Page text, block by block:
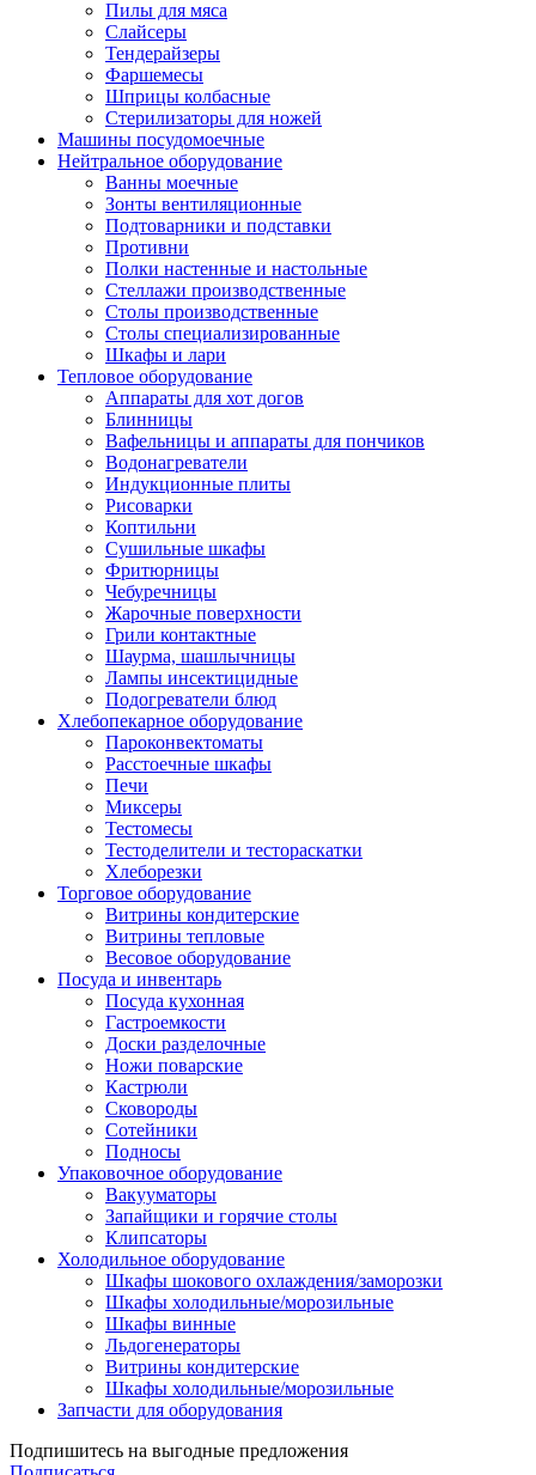
Пилы для мяса
Слайсеры
Тендерайзеры
Фаршемесы
Шприцы колбасные
Стерилизаторы для ножей
Машины посудомоечные
Нейтральное оборудование
Ванны моечные
Зонты вентиляционные
Подтоварники и подставки
Противни
Полки настенные и настольные
Стеллажи производственные
Столы производственные
Столы специализированные
Шкафы и лари
Тепловое оборудование
Аппараты для хот догов
Блинницы
Вафельницы и аппараты для пончиков
Водонагреватели
Индукционные плиты
Рисоварки
Коптильни
Сушильные шкафы
Фритюрницы
Чебуречницы
Жарочные поверхности
Грили контактные
Шаурма, шашлычницы
Лампы инсектицидные
Подогреватели блюд
Хлебопекарное оборудование
Пароконвектоматы
Расстоечные шкафы
Печи
Миксеры
Тестомесы
Тестоделители и тестораскатки
Хлеборезки
Торговое оборудование
Витрины кондитерские
Витрины тепловые
Весовое оборудование
Посуда и инвентарь
Посуда кухонная
Гастроемкости
Доски разделочные
Ножи поварские
Кастрюли
Сковороды
Сотейники
Подносы
Упаковочное оборудование
Вакууматоры
Запайщики и горячие столы
Клипсаторы
Холодильное оборудование
Шкафы шокового охлаждения/заморозки
Шкафы холодильные/морозильные
Шкафы винные
Льдогенераторы
Витрины кондитерские
Шкафы холодильные/морозильные
Запчасти для оборудования
Подпишитесь на выгодные предложения